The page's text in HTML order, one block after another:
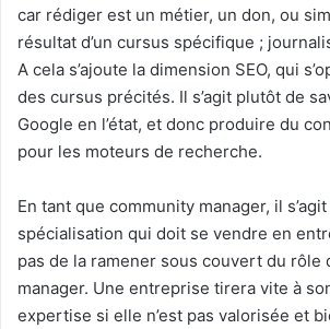
car rédiger est un métier, un don, ou
résultat d’un cursus spécifique ;
A cela s’ajoute la dimension SEO, qui
des cursus précités. Il s’agit plutôt de
Google en l’état, et donc produire du
pour les moteurs de recherche.
En tant que community manager, il
spécialisation qui doit se vendre en
pas de la ramener sous couvert du rôle
manager. Une entreprise tirera vite à
expertise si elle n’est pas valorisée et